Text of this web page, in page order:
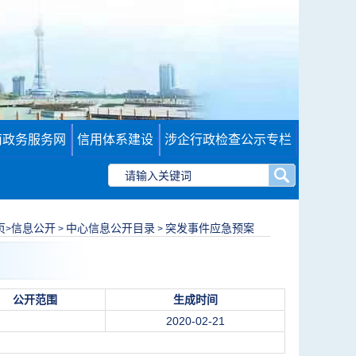
务服务网 信用体系建设 涉企行政检查公示专栏
>信息公开> 中心信息公开目录> 突发事件应急预案
公开范围
生成时间
2020-02-21